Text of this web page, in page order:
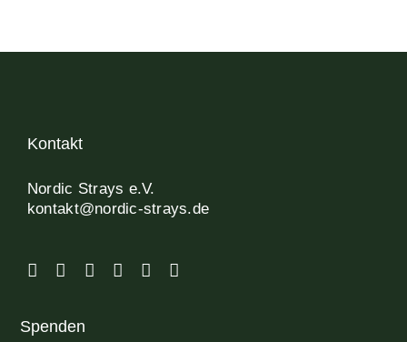
Kontakt
Nordic Strays e.V.
kontakt@nordic-strays.de
Spenden